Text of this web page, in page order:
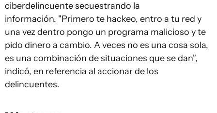
ciberdelincuente secuestrando la
información. "Primero te hackeo, entro a tu red y
una vez dentro pongo un programa malicioso y te
pido dinero a cambio. A veces no es una cosa sola,
es una combinación de situaciones que se dan",
indicó, en referencia al accionar de los
delincuentes.